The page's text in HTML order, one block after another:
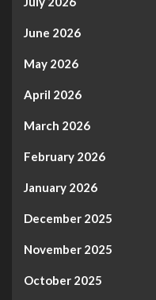
June 2026
May 2026
April 2026
March 2026
February 2026
January 2026
December 2025
November 2025
October 2025